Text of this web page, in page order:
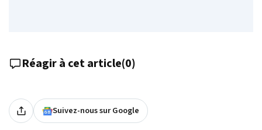
Réagir à cet article(0)
Suivez-nous sur Google